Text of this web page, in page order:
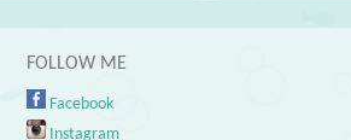
FOLLOW ME
Facebook
Instagram